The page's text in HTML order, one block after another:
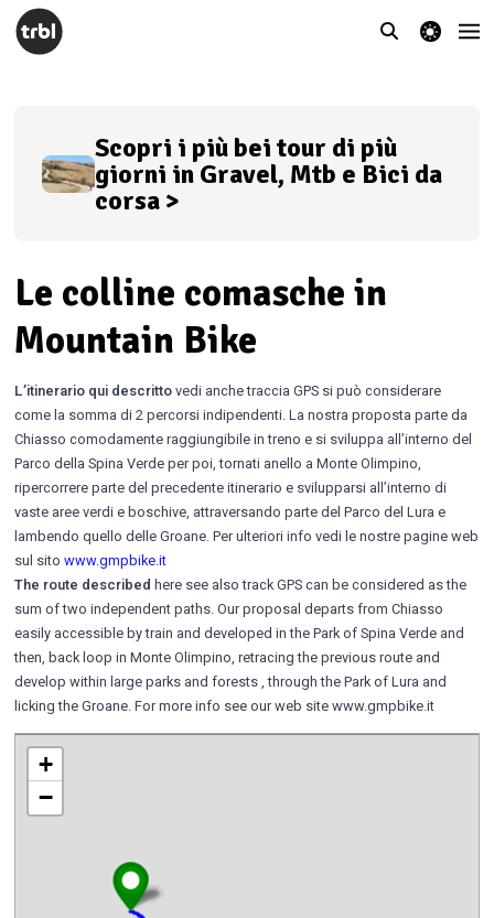
theme switcher
Scopri i più bei tour di più
giorni in Gravel, Mtb e Bici da
corsa >
Le colline comasche in
Mountain Bike
L’itinerario qui descrittovedi anche traccia GPS si può considerare
come la somma di 2 percorsi indipendenti. La nostra proposta parte da
Chiasso comodamente raggiungibile in treno e si sviluppa all’interno del
Parco della Spina Verde per poi, tornati anello a Monte Olimpino,
ripercorrere parte del precedente itinerario e svilupparsi all’interno di
vaste aree verdi e boschive, attraversando parte del Parco del Lura e
lambendo quello delle Groane. Per ulteriori info vedi le nostre pagine web
sul sito www.gmpbike.it
The route described here see also track GPS can be considered as the
sum of two independent paths. Our proposal departs from Chiasso
easily accessible by train and developed in the Park of Spina Verde and
then, back loop in Monte Olimpino, retracing the previous route and
develop within large parks and forests , through the Park of Lura and
licking the Groane. For more info see our web site www.gmpbike.it
+
−